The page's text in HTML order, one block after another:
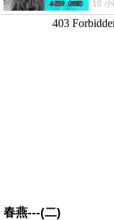
要
10
春燕---(二)